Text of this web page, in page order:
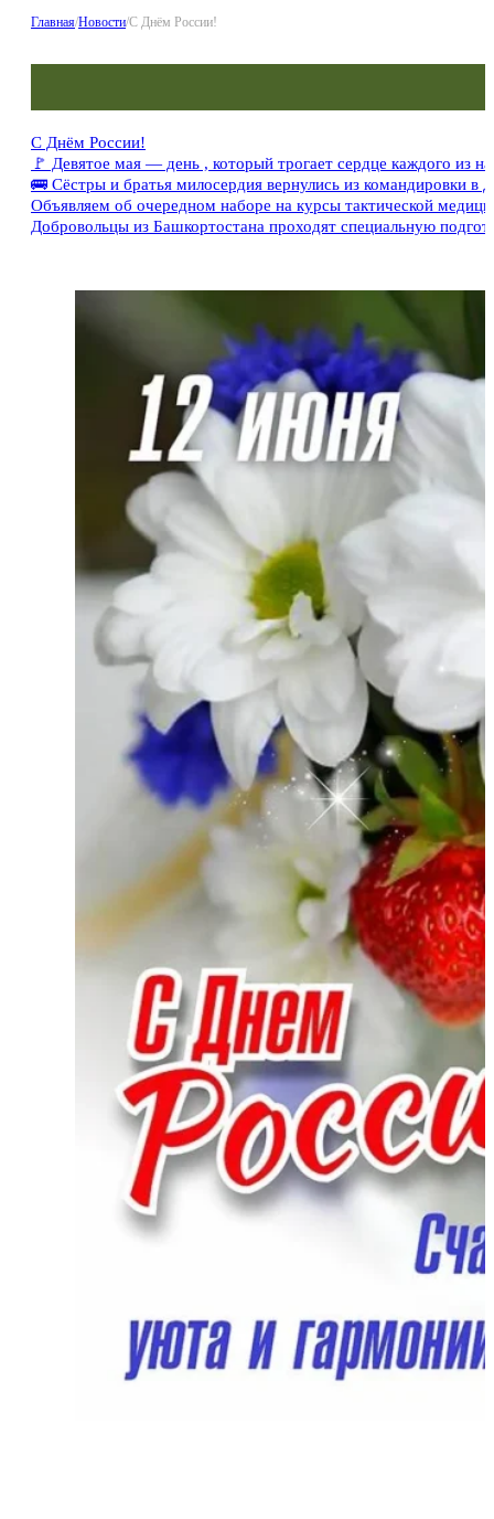
Главная/Новости/С Днём России!
С Днём России!
🚩 Девятое мая — день , который трогает сердце каждого из
🚌 Сёстры и братья милосердия вернулись из командировки в
Объявляем об очередном наборе на курсы тактической
Добровольцы из Башкортостана проходят специальную